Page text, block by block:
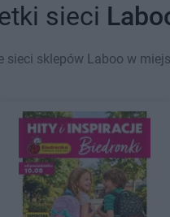
sieci
sklepów Laboo w